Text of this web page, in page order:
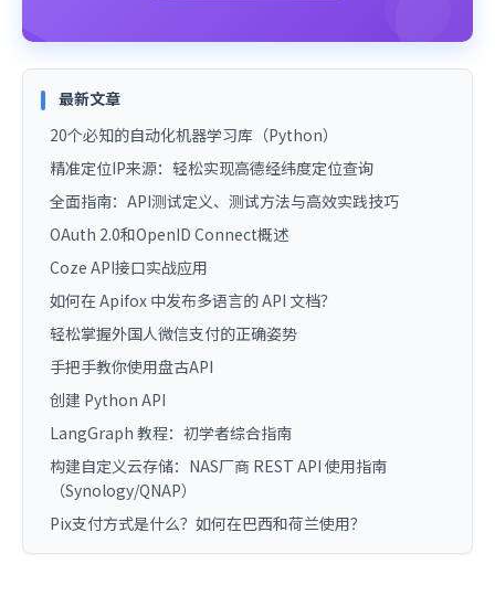
最新文章
20个必知的自动化机器学习库（Python）
精准定位IP来源：轻松实现高德经纬度定位查询
全面指南：API测试定义、测试方法与高效实践技巧
OAuth 2.0和OpenID Connect概述
Coze API接口实战应用
如何在 Apifox 中发布多语言的 API 文档？
轻松掌握外国人微信支付的正确姿势
手把手教你使用盘古API
创建 Python API
LangGraph 教程：初学者综合指南
构建自定义云存储：NAS厂商 REST API 使用指南
（Synology/QNAP）
Pix支付方式是什么？如何在巴西和荷兰使用？